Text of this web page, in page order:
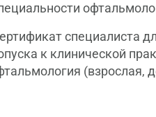
специалиста
к клинической
(взрослая,